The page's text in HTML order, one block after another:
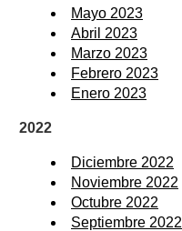
Mayo 2023
Abril 2023
Marzo 2023
Febrero 2023
Enero 2023
2022
Diciembre 2022
Noviembre 2022
Octubre 2022
Septiembre 2022